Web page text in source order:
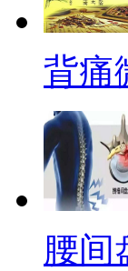
背痛
腰间